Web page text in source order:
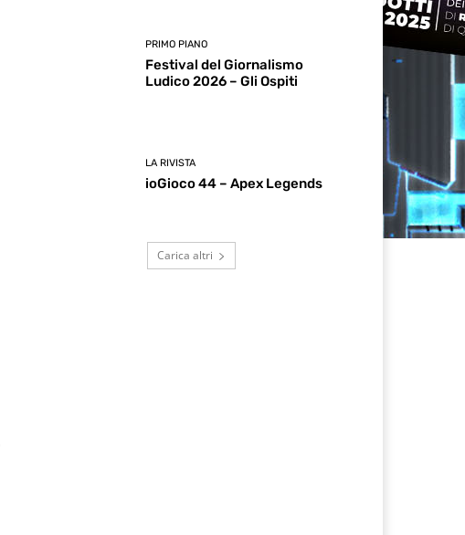
PRIMO PIANO
Festival del Giornalismo
Ludico 2026 – Gli Ospiti
LA RIVISTA
ioGioco 44 – Apex Legends
Carica altri